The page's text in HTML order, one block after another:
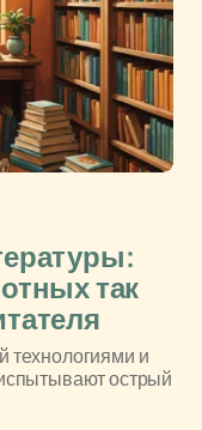
так
технологиями и
острый